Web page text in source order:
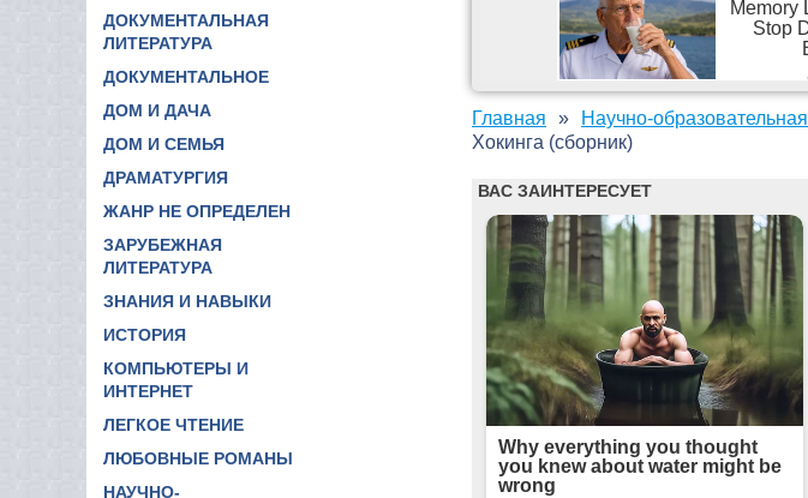
ДОКУМЕНТАЛЬНАЯ
ЛИТЕРАТУРА
ДОКУМЕНТАЛЬНОЕ
ДОМ И ДАЧА
ДОМ И СЕМЬЯ
ДРАМАТУРГИЯ
ЖАНР НЕ ОПРЕДЕЛЕН
ЗАРУБЕЖНАЯ
ЛИТЕРАТУРА
ЗНАНИЯ И НАВЫКИ
ИСТОРИЯ
КОМПЬЮТЕРЫ И
ИНТЕРНЕТ
ЛЕГКОЕ ЧТЕНИЕ
ЛЮБОВНЫЕ РОМАНЫ
НАУЧНО-
Главная Научно-образовательная
Хокинга (сборник)